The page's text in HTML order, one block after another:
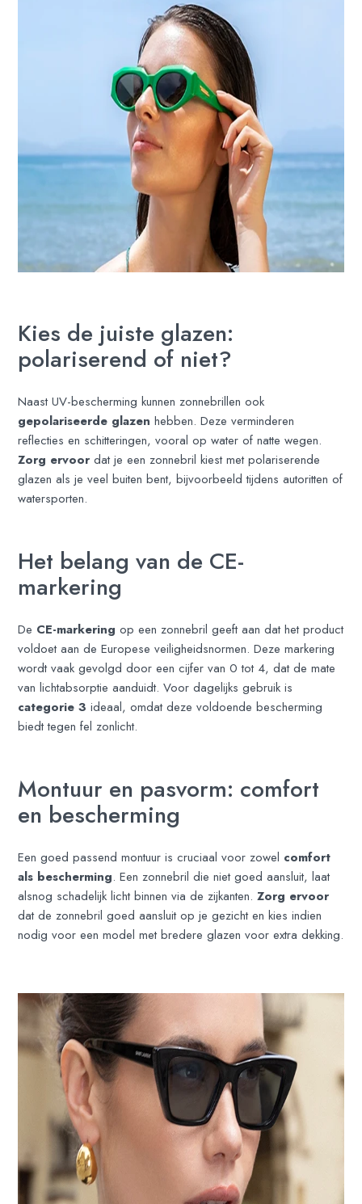
Kies de juiste glazen:
polariserend of niet?
Naast UV-bescherming kunnen zonnebrillen ook
gepolariseerde glazen hebben. Deze verminderen
reflecties en schitteringen, vooral op water of natte wegen.
Zorg ervoor dat je een zonnebril kiest met polariserende
glazen als je veel buiten bent, bijvoorbeeld tijdens autoritten of
watersporten.
Het belang van de CE-
markering
De CE-markering op een zonnebril geeft aan dat het product
voldoet aan de Europese veiligheidsnormen. Deze markering
wordt vaak gevolgd door een cijfer van 0 tot 4, dat de mate
van lichtabsorptie aanduidt. Voor dagelijks gebruik is
categorie 3 ideaal, omdat deze voldoende bescherming
biedt tegen fel zonlicht.
Montuur en pasvorm: comfort
en bescherming
Een goed passend montuur is cruciaal voor zowel comfort
als bescherming. Een zonnebril die niet goed aansluit, laat
alsnog schadelijk licht binnen via de zijkanten.Zorg ervoor
dat de zonnebril goed aansluit op je gezicht en kies indien
nodig voor een model met bredere glazen voor extra dekking.